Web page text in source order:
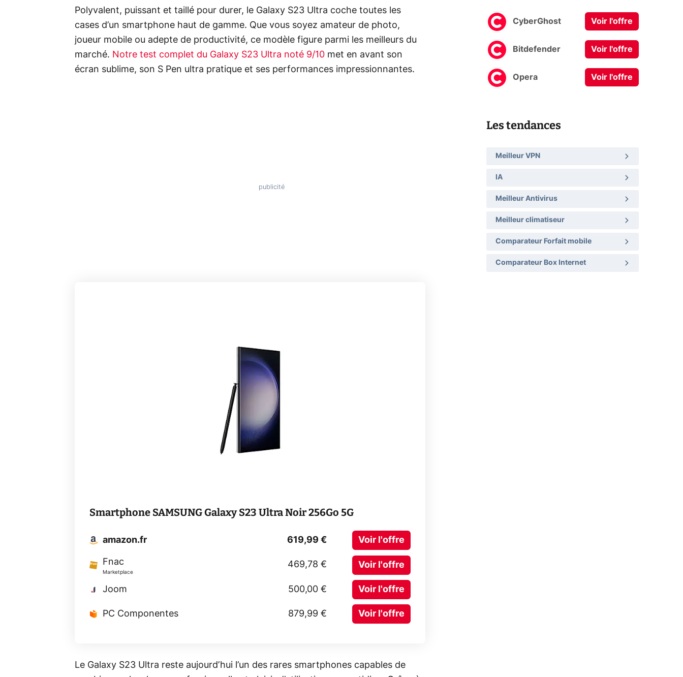
Polyvalent, puissant et taillé pour durer, le Galaxy S23 Ultra coche toutes les
cases d’un smartphone haut de gamme. Que vous soyez amateur de photo,
joueur mobile ou adepte de productivité, ce modèle figure parmi les meilleurs du
marché. Notre test complet du Galaxy S23 Ultra noté 9/10 met en avant son
écran sublime, son S Pen ultra pratique et ses performances impressionnantes.
Smartphone SAMSUNG Galaxy S23 Ultra Noir 256Go 5G
amazon.fr 619,99 € Voir l'offre
Fnac
Marketplace
469,78 € Voir l'offre
Joom 500,00 € Voir l'offre
PC Componentes 879,99 € Voir l'offre
Le Galaxy S23 Ultra reste aujourd’hui l’un des rares smartphones capables de
CyberGhost Voir l'offre
Bitdefender Voir l'offre
Opera Voir l'offre
Les tendances
Meilleur VPN
IA
Meilleur Antivirus
Meilleur climatiseur
Comparateur Forfait mobile
Comparateur Box Internet